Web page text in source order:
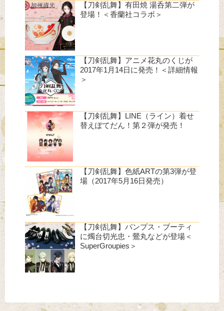
【刀剣乱舞】有田焼 湯呑第二弾が
登場！＜香蘭社コラボ＞
【刀剣乱舞】アニメ花丸のくじが
2017年1月14日に発売！＜詳細情報
＞
【刀剣乱舞】LINE（ライン）着せ
替えぽてだん！第２弾が発売！
【刀剣乱舞】色紙ARTの第3弾が登
場（2017年5月16日発売）
【刀剣乱舞】パンプス・ブーティ
に燭台切光忠・鶯丸などが登場＜
SuperGroupies＞